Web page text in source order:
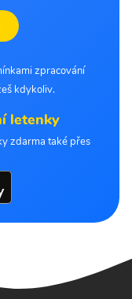
zpracování
kdykoliv.
letenky
zdarma také přes